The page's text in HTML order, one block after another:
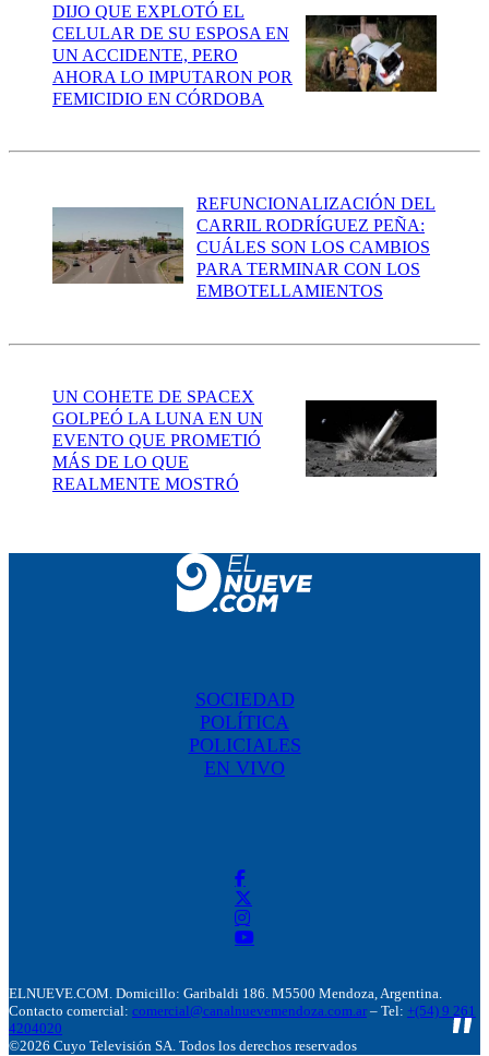
DIJO QUE EXPLOTÓ EL
CELULAR DE SU ESPOSA EN
UN ACCIDENTE, PERO
AHORA LO IMPUTARON POR
FEMICIDIO EN CÓRDOBA
REFUNCIONALIZACIÓN DEL
CARRIL RODRÍGUEZ PEÑA:
CUÁLES SON LOS CAMBIOS
PARA TERMINAR CON LOS
EMBOTELLAMIENTOS
UN COHETE DE SPACEX
GOLPEÓ LA LUNA EN UN
EVENTO QUE PROMETIÓ
MÁS DE LO QUE
REALMENTE MOSTRÓ
SOCIEDAD
POLÍTICA
POLICIALES
EN VIVO
ELNUEVE.COM. Domicillo: Garibaldi 186. M5500 Mendoza, Argentina.
Contacto comercial: comercial@canalnuevemendoza.com.ar – Tel: +(54) 9 261
4204020
©2026 Cuyo Televisión SA. Todos los derechos reservados